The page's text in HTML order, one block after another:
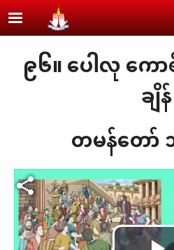
Skip to main content
၉၆။ ပေါလု ကေ
ချိန်
တမန်တော်